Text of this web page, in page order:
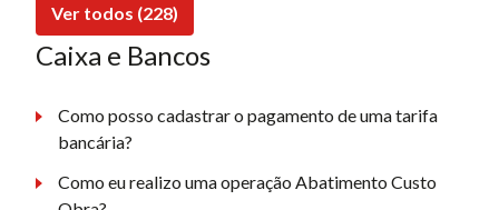
Ver todos (228)
Caixa e Bancos
Como posso cadastrar o pagamento de uma tarifa
bancária?
Como eu realizo uma operação Abatimento Custo